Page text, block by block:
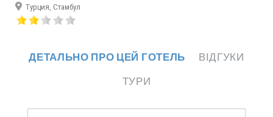
Турция, Стамбул
ДЕТАЛЬНО ПРО ЦЕЙ ГОТЕЛЬ
ВІДГУКИ
ТУРИ